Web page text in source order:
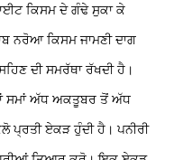
ਕਿਸਮ ਦੇ ਗੰਢੇ ਸੁਕਾ ਕੇ
ਨਰੋਆ ਕਿਸਮ ਜਾਮਣੀ ਦਾਗ
ਦੀ ਸਮਰੱਥਾ ਰੱਖਦੀ ਹੈ।
ਸਮਾਂ ਅੱਧ ਅਕਤੂਬਰ ਤੋਂ ਅੱਧ
ਪ੍ਰਤੀ ਏਕੜ ਹੁੰਦੀ ਹੈ। ਪਨੀਰੀ